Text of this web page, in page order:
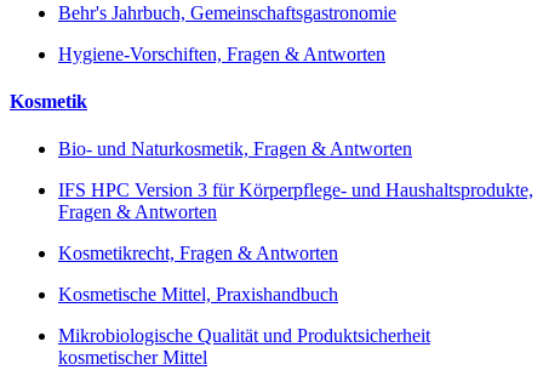
Behr's Jahrbuch, Gemeinschaftsgastronomie
Hygiene-Vorschiften, Fragen & Antworten
Kosmetik
Bio- und Naturkosmetik, Fragen & Antworten
IFS HPC Version 3 für Körperpflege- und Haushaltsprodukte,
Fragen & Antworten
Kosmetikrecht, Fragen & Antworten
Kosmetische Mittel, Praxishandbuch
Mikrobiologische Qualität und Produktsicherheit
kosmetischer Mittel